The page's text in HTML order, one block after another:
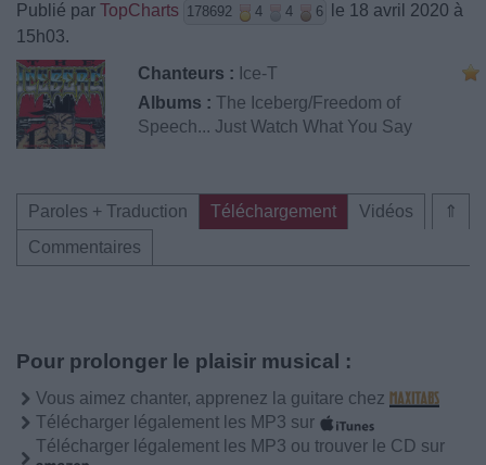
Publié par TopCharts 178692 4 4 6
le 18 avril 2020 à
15h03.
Chanteurs : Ice-T
Albums : The Iceberg/Freedom of
Speech... Just Watch What You Say
⇑
Paroles + Traduction Téléchargement
Vidéos
Commentaires
Pour prolonger le plaisir musical :
Vous aimez chanter, apprenez la guitare chez
Télécharger légalement les MP3 sur
Télécharger légalement les MP3 ou trouver le CD sur